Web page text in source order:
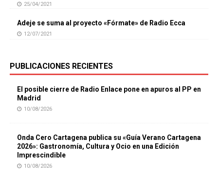
25/04/2021
Adeje se suma al proyecto «Fórmate» de Radio Ecca
12/07/2021
PUBLICACIONES RECIENTES
El posible cierre de Radio Enlace pone en apuros al PP en
Madrid
10/08/2026
Onda Cero Cartagena publica su «Guía Verano Cartagena
2026»: Gastronomía, Cultura y Ocio en una Edición
Imprescindible
10/08/2026